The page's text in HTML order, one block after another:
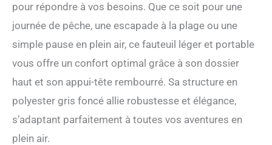
pour répondre à vos besoins. Que ce soit pour une
journée de pêche, une escapade à la plage ou une
simple pause en plein air, ce fauteuil léger et portable
vous offre un confort optimal grâce à son dossier
haut et son appui-tête rembourré. Sa structure en
polyester gris foncé allie robustesse et élégance,
s’adaptant parfaitement à toutes vos aventures en
plein air.